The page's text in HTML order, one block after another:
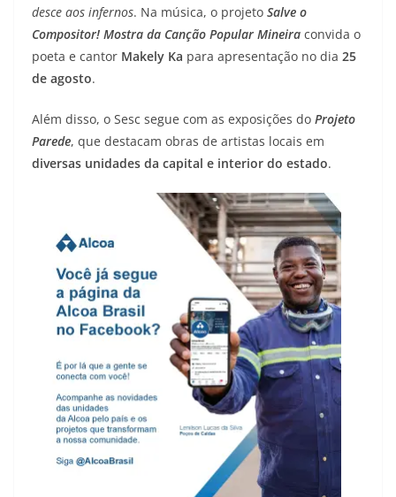
desce aos infernos. Na música, o projeto Salve o
Compositor! Mostra da Canção Popular Mineira convida o
poeta e cantor Makely Ka para apresentação no dia 25
de agosto.
Além disso, o Sesc segue com as exposições do Projeto
Parede, que destacam obras de artistas locais em
diversas unidades da capital e interior do estado.